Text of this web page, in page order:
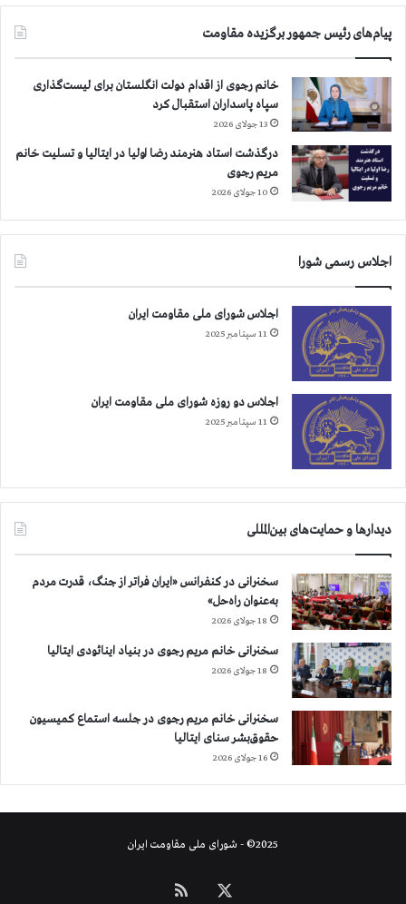
پیام‌های رئیس جمهور برگزیده مقاومت
خانم رجوی از اقدام دولت انگلستان برای لیست‌گذاری
سپاه پاسداران استقبال کرد
13 جولای 2026
درگذشت استاد هنرمند رضا اولیا در ایتالیا و تسلیت خانم
مریم رجوی
10 جولای 2026
اجلاس رسمی شورا
اجلاس شورای ملی مقاومت ایران
11 سپتامبر 2025
اجلاس دو روزه شورای ملی مقاومت ایران
11 سپتامبر 2025
دیدارها و حمایت‌های بین‌المللی
سخنرانی در کنفرانس «ایران فراتر از جنگ، قدرت مردم
به‌عنوان راه‌حل»
18 جولای 2026
سخنرانی خانم مریم رجوی در بنیاد اینائودی ایتالیا
18 جولای 2026
سخنرانی خانم مریم رجوی در جلسه استماع کمیسیون
حقوق‌بشر سنای ایتالیا
16 جولای 2026
2025© - شورای ملی مقاومت ایران